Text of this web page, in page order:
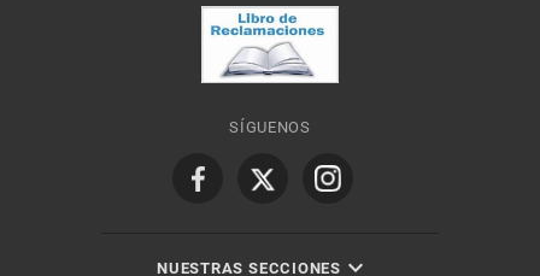
SÍGUENOS
NUESTRAS SECCIONES